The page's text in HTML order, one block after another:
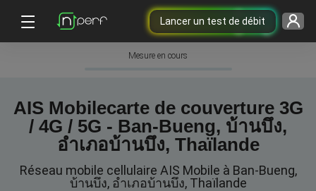
Lancer un test de débit
Mesure en cours
AIS Mobilecarte de couverture 3G
/ 4G / 5G - Ban-Bueng, บ้านบึง,
อำเภอบ้านบึง, Thaïlande
Réseau mobile cellulaire AIS Mobile à Ban-Bueng,
บ้านบึง, อำเภอบ้านบึง, Thaïlande